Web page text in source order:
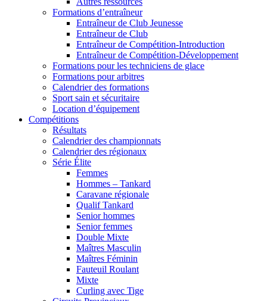
Formations d’entraîneur
Entraîneur de Club Jeunesse
Entraîneur de Club
Entraîneur de Compétition-Introduction
Entraîneur de Compétition-Développement
Formations pour les techniciens de glace
Formations pour arbitres
Calendrier des formations
Sport sain et sécuritaire
Location d’équipement
Compétitions
Résultats
Calendrier des championnats
Calendrier des régionaux
Série Élite
Femmes
Hommes – Tankard
Caravane régionale
Qualif Tankard
Senior hommes
Senior femmes
Double Mixte
Maîtres Masculin
Maîtres Féminin
Fauteuil Roulant
Mixte
Curling avec Tige